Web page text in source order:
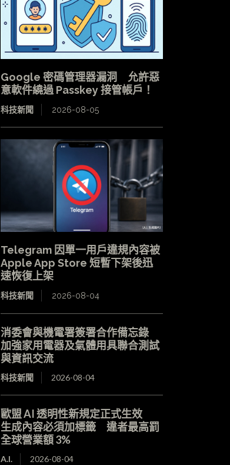
Google 密碼管理器漏洞 允許惡
意軟件繞過 Passkey 接管帳戶！
科技新聞 2026-08-05
Telegram 因單一用戶違規內容被
Apple App Store 短暫下架後迅
速恢復上架
科技新聞 2026-08-04
消委會與機電署簽署合作備忘錄
加強家用電器及氣體用具聯合測試
與資訊交流
科技新聞 2026-08-04
歐盟 AI 透明性新規定正式生效
生成內容必須加標籤 違者最高罰
全球營業額 3%
A.I. 2026-08-04